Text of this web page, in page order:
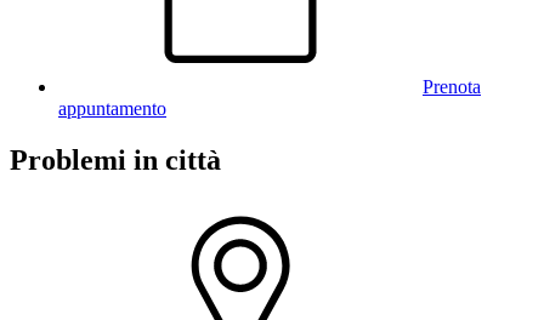
Prenota
appuntamento
Problemi in città